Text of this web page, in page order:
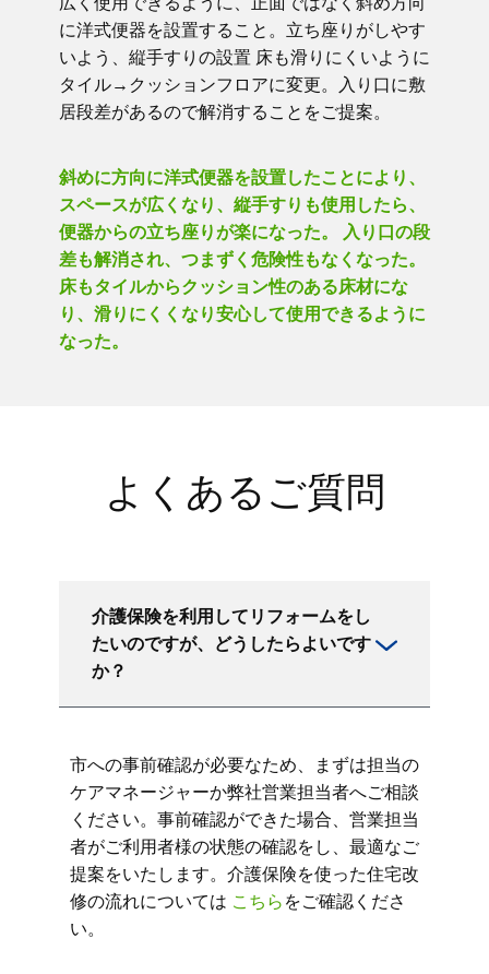
に洋式便器を設置すること。立ち座りがしやす
いよう、縦手すりの設置 床も滑りにくいように
タイル→クッションフロアに変更。入り口に敷
居段差があるので解消することをご提案。
斜めに方向に洋式便器を設置したことにより、
スペースが広くなり、縦手すりも使用したら、
便器からの立ち座りが楽になった。 入り口の段
差も解消され、つまずく危険性もなくなった。
床もタイルからクッション性のある床材にな
り、滑りにくくなり安心して使用できるように
なった。
よくあるご質問
介護保険を利用してリフォームをし
たいのですが、どうしたらよいです
か？
市への事前確認が必要なため、まずは担当の
ケアマネージャーか弊社営業担当者へご相談
ください。事前確認ができた場合、営業担当
者がご利用者様の状態の確認をし、最適なご
提案をいたします。介護保険を使った住宅改
修の流れについては こちらをご確認くださ
い。